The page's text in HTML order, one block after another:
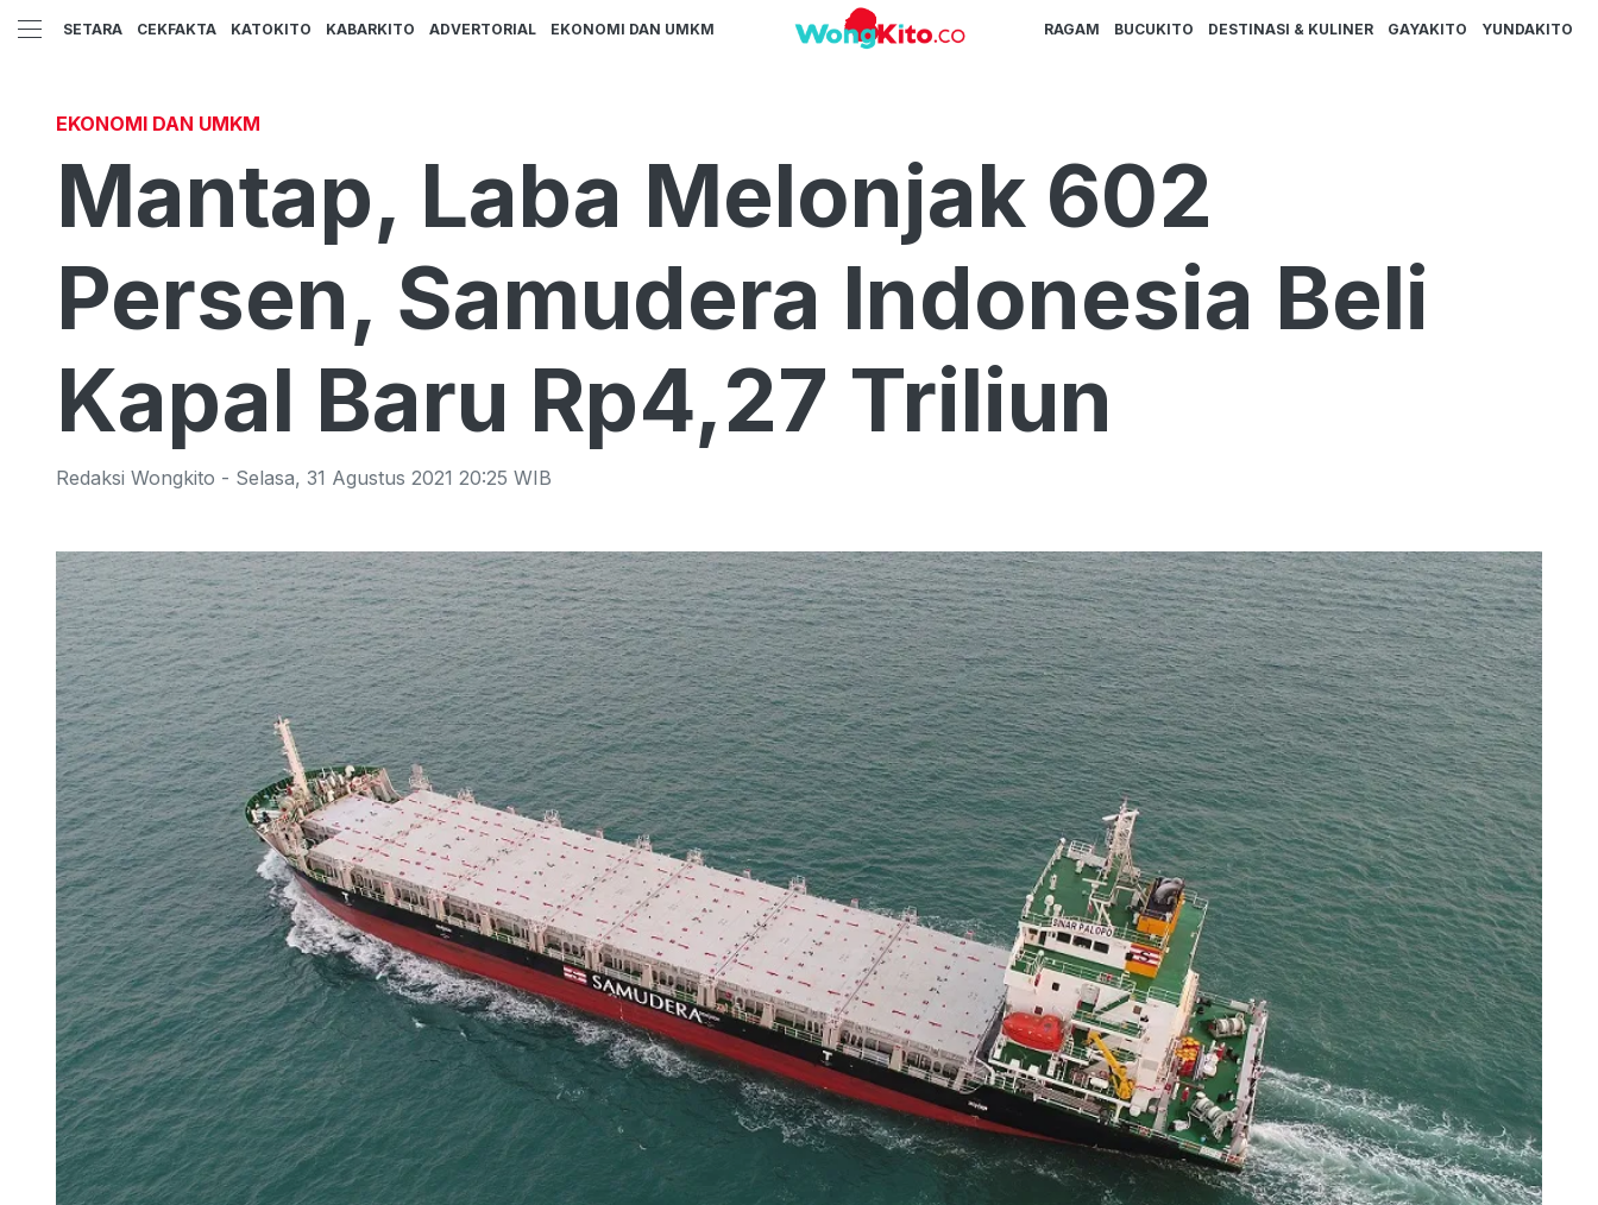
SETARA CEKFAKTA KATOKITO KABARKITO ADVERTORIAL EKONOMI DAN UMKM RAGAM BUCUKITO DESTINASI & KULINER GAYAKITO YUNDAKITO
EKONOMI DAN UMKM
Mantap, Laba Melonjak 602
Persen, Samudera Indonesia Beli
Kapal Baru Rp4,27 Triliun
Redaksi Wongkito - Selasa, 31 Agustus 2021 20:25 WIB